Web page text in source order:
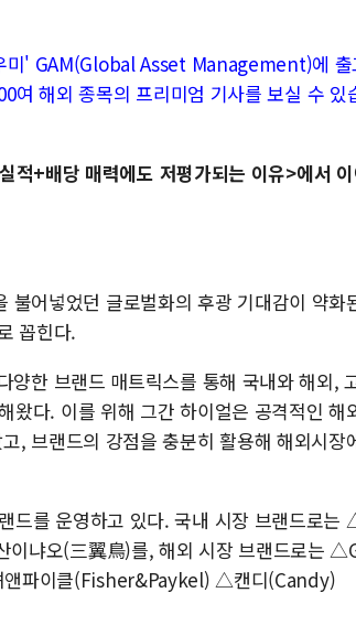
미' GAM(Global Asset Management)에 출
여 해외 종목의 프리미엄 기사를 보실 수 있
+배당 매력에도 저평가되는 이유>에서
어넣었던 글로벌화의 후광 기대감이 약화
꼽힌다.
한 브랜드 매트릭스를 통해 국내와 해외,
왔다. 이를 위해 그간 하이얼은 공격적인 해
, 브랜드의 강점을 충분히 활용해 해외시장
드를 운영하고 있다. 국내 시장 브랜드로는
냐오(三翼鳥)를, 해외 시장 브랜드로는
파이클(Fisher&Paykel) △캔디(Candy)